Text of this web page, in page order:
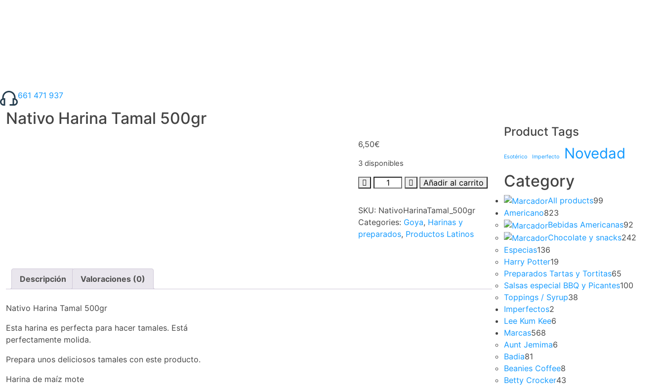
661 471 937
Nativo Harina Tamal 500gr
6,50€
3 disponibles
Añadir al carrito
SKU: NativoHarinaTamal_500gr
Categories: Goya, Harinas y
preparados, Productos Latinos
Descripción Valoraciones (0)
Nativo Harina Tamal 500gr
Esta harina es perfecta para hacer tamales. Está
perfectamente molida.
Prepara unos deliciosos tamales con este producto.
Harina de maíz mote
Product Tags
Esotérico Imperfecto Novedad
Category
All products99
Americano823
Bebidas Americanas92
Chocolate y snacks242
Especias136
Harry Potter19
Preparados Tartas y Tortitas65
Salsas especial BBQ y Picantes100
Toppings / Syrup38
Imperfectos2
Lee Kum Kee6
Marcas568
Aunt Jemima6
Badia81
Beanies Coffee8
Betty Crocker43